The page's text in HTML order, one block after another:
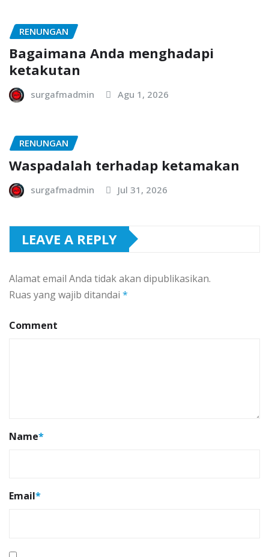
RENUNGAN
Bagaimana Anda menghadapi
ketakutan
surgafmadmin Agu 1, 2026
RENUNGAN
Waspadalah terhadap ketamakan
surgafmadmin Jul 31, 2026
LEAVE A REPLY
Alamat email Anda tidak akan dipublikasikan.
Ruas yang wajib ditandai *
Comment
Name*
Email*